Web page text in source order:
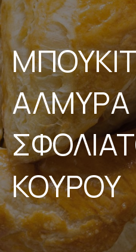
ΑΛΜΥΡΑ
ΚΟΥΡΟΥ